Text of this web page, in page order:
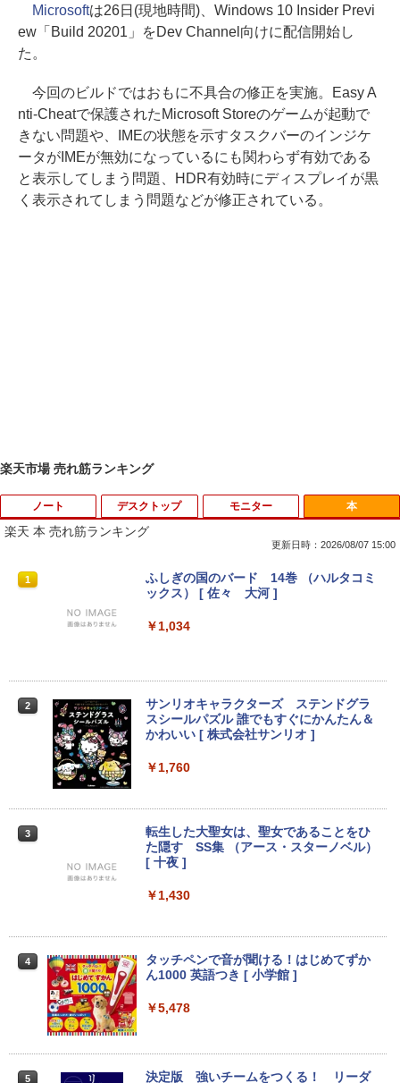
Microsoftは26日(現地時間)、Windows 10 Insider Previ
ew「Build 20201」をDev Channel向けに配信開始し
た。
今回のビルドではおもに不具合の修正を実施。Easy A
nti-Cheatで保護されたMicrosoft Storeのゲームが起動で
きない問題や、IMEの状態を示すタスクバーのインジケ
ータがIMEが無効になっているにも関わらず有効である
と表示してしまう問題、HDR有効時にディスプレイが黒
く表示されてしまう問題などが修正されている。
楽天市場 売れ筋ランキング
ノート
1
【タッチパネル機能付き】中古 ノートパ
ソコン 2in1 Panasonic Let's note CF-X
10 Windows11 Office2019 中古ノートp
￥39,800
中古パソコン 東芝TOSHIBA ノートパソ
無線WIFI USB 3.1 HDMI DVDドライブ
内蔵カメラ 初期設定済 中古PC 仕事 家庭
安い 激安 在宅勤務
Win11搭載 ノートパソコン 超小型ノート
PC Office付き【Windows11搭載】タッ
チパネル付き/ ウェブカメラ付き/ テレ
ワーク対応/7インチ液晶/インテルCelero
n メモリ:12GB/爆速SSD256GB 使用安
心の国内サポートUMPC ノートパソコン
デスクトップ
1
【高速SSD】送料無料【富士通 ESPRIM
O Q556/M 第6世代 Core i3-6100T 3.20
ows 10 デスクトップ 中古良い WPS Offi
￥17,800
超得2,000円OFF&P2倍｜Windows11正
Windows11 office付き｜メモリ8GB SS
D256GB HDD500GB｜ デスクトップ Mi
crosoft office 第8世代以降｜セット購入
可能｜デスクトップ 中古｜中古PC
￥34,800
3
中古パソコン 一体型 NEC LAVIE Home
All-in-one PC-HA570RAW-2 Windows1
1 第10世代 Core i5 メモリ16GB 1TB SS
D256GB 23.8インチ Office付き DVD We
bカメラ 無線LAN Bluetooth 3ヶ月保証
モニター
1
HP Z23i プロフェッショナル液晶モニタ
ー 23インチワイド ブラック 1920×1080
ル 白色LED バックライト USB2.0 DVI V
【500円クーポン＋ポイント最大31.5%還
D 1920×1080 1080P Fast IPS パネル 非
5/Switch/PC/スマホ対応
￥8,490
ーミングモニター HDMI 24インチ 1920*
1080 FHD パソコン モニター ディスプレ
イ 非光沢 VA 4000:1 角度調整 VESA Fre
esync ps4/ps5/xbox スピーカー内蔵 kk
smart
本
楽天 本 売れ筋ランキング
更新日時：2026/08/07 15:00
1
ふしぎの国のバード 14巻 （ハルタコミ
ックス） [ 佐々 大河 ]
￥1,034
2
サンリオキャラクターズ ステンドグラ
スシールパズル 誰でもすぐにかんたん＆
かわいい [ 株式会社サンリオ ]
￥1,760
3
転生した大聖女は、聖女であることをひ
た隠す SS集 （アース・スターノベル）
[ 十夜 ]
￥1,430
4
タッチペンで音が聞ける！はじめてずか
ん1000 英語つき [ 小学館 ]
￥5,478
5 決定版 強いチームをつくる！ リーダ